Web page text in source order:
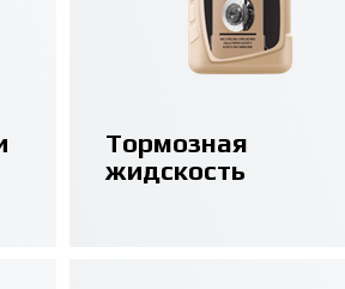
Тормозная
жидскость